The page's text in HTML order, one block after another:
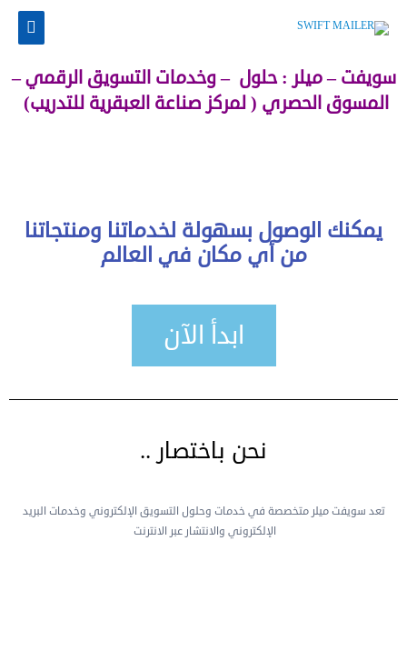
سويفت – ميلر : حلول – وخدمات التسويق الرقمي –
المسوق الحصري ( لمركز صناعة العبقرية للتدريب)
يمكنك الوصول بسهولة لخدماتنا ومنتجاتنا
من أي مكان في العالم
ابدأ الآن
نحن باختصار ..
تعد سويفت ميلر متخصصة في خدمات وحلول التسويق الإلكتروني وخدمات البريد
الإلكتروني والانتشار عبر الانترنت